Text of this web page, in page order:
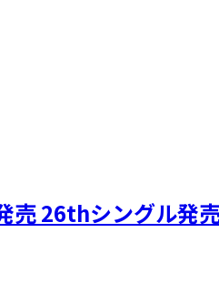
売 26thシングル発